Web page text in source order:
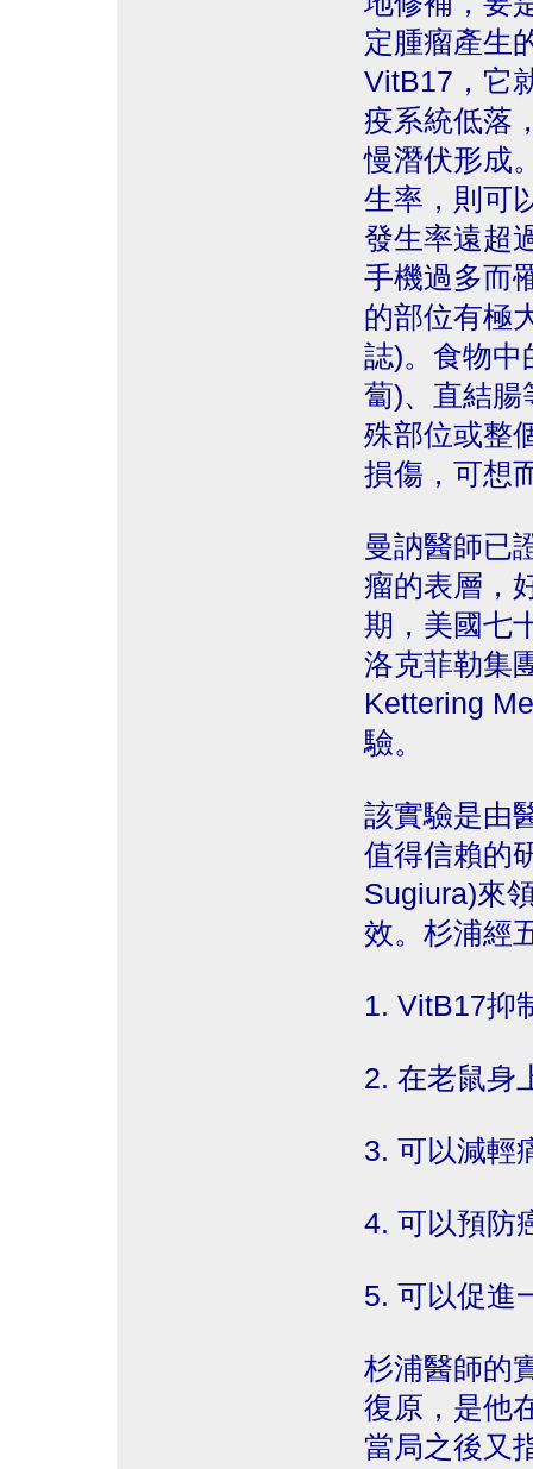
定腫瘤產生
VitB17，它
疫系統低落
慢潛伏形成
生率，則可
發生率遠超
手機過多而
的部位有極
誌)。食物中
蔔)、直結腸
殊部位或整
損傷，可想
曼訥醫師已
瘤的表層，
期，美國七
洛克菲勒集
Kettering
驗。
該實驗是由
值得信賴的
Sugiura)來
效。杉浦經
1. VitB17抑
2. 在老鼠身
3. 可以減輕
4. 可以預防
5. 可以促進
杉浦醫師的
復原，是他
當局之後又